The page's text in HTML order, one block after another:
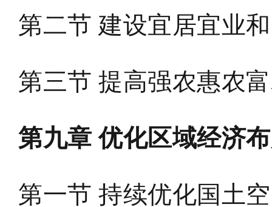
第二节 建设宜居宜业
第三节 提高强农惠农
第九章 优化区域经济
第一节 持续优化国土